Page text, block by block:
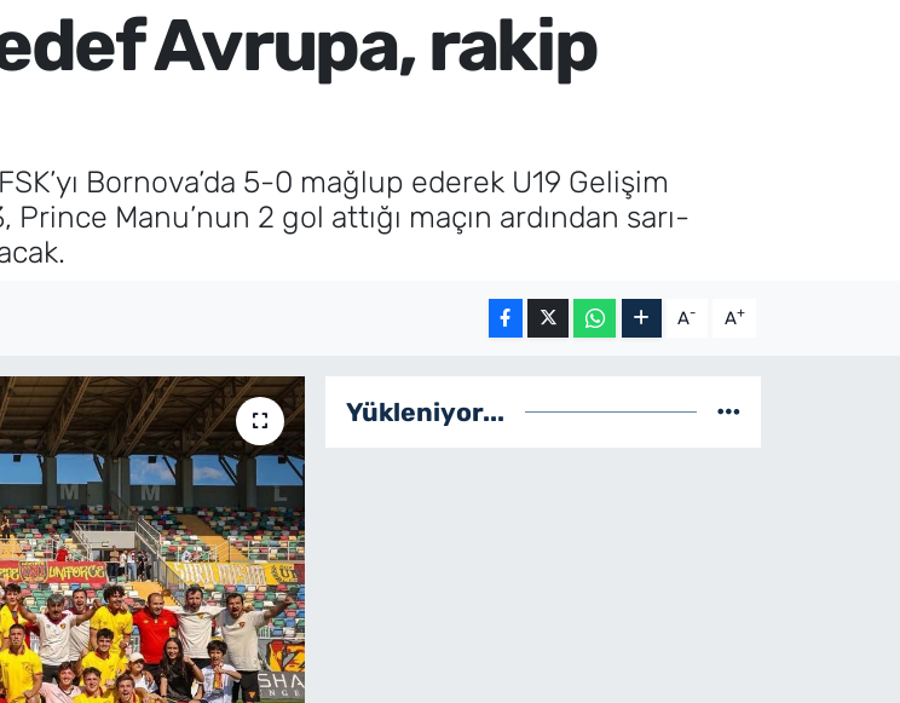
Avrupa, rakip
Bornova’da 5-0 mağlup ederek U19 Gelişim
Manu’nun 2 gol attığı maçın ardından sarı-
A- A+
Yükleniyor...